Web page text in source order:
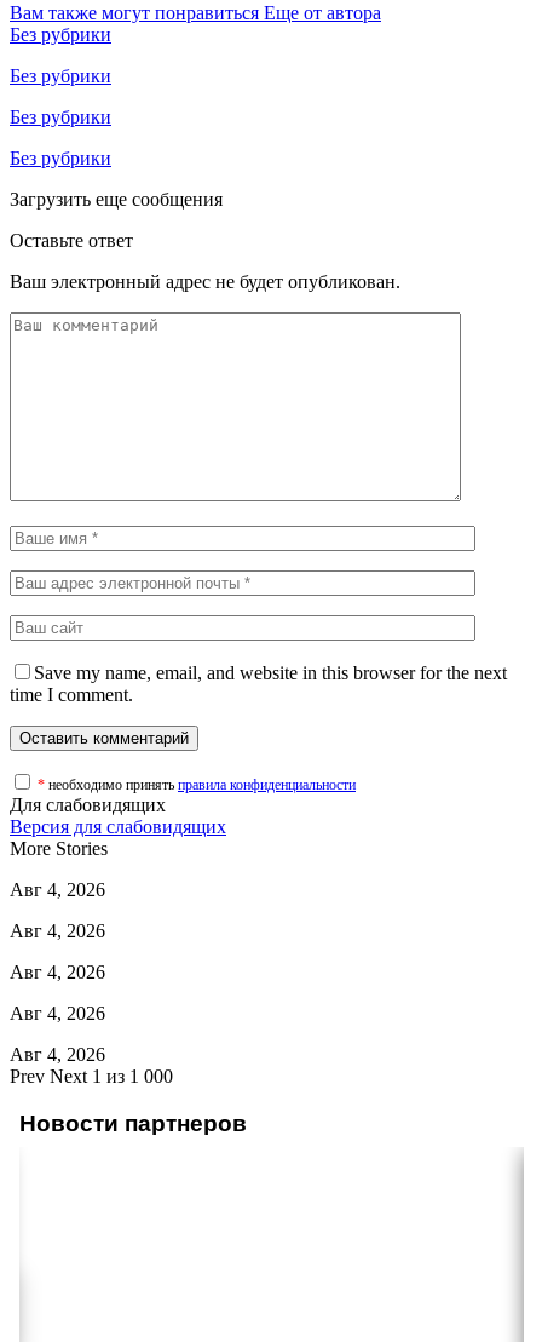
Вам также могут понравиться Еще от автора
Без рубрики
Без рубрики
Без рубрики
Без рубрики
Загрузить еще сообщения
Оставьте ответ
Ваш электронный адрес не будет опубликован.
Save my name, email, and website in this browser for the next
time I comment.
* необходимо принять правила конфиденциальности
Для слабовидящих
Версия для слабовидящих
More Stories
Авг 4, 2026
Авг 4, 2026
Авг 4, 2026
Авг 4, 2026
Авг 4, 2026
Prev Next 1 из 1 000
Новости партнеров